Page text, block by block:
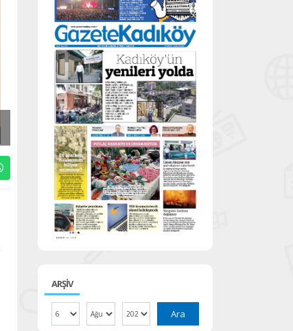
ARŞİV
Ara